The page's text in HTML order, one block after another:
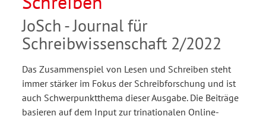
JoSch - Journal für
Schreibwissenschaft 2/2022
Das Zusammenspiel von Lesen und Schreiben steht
immer stärker im Fokus der Schreibforschung und ist
auch Schwerpunktthema dieser Ausgabe. Die Beiträge
basieren auf dem Input zur trinationalen Online-